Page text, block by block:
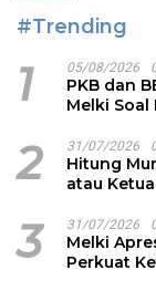
#Trending
1 05/08/2026
PKB dan
Melki
2 31/07/2026
Hitung
atau
3 31/07/2026
Melki
Perkuat